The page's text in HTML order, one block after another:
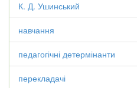
К. Д. Ушинський
навчання
педагогічні детермінанти
перекладачі